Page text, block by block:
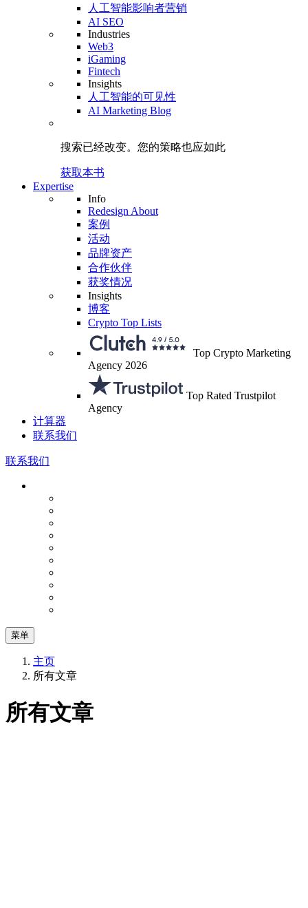
人工智能影响者营销
AI SEO
Industries
Web3
iGaming
Fintech
Insights
人工智能的可见性
AI Marketing Blog
搜索已经改变。 您的策略也应如此
获取本书
Expertise
Info
Redesign About
案例
活动
品牌资产
合作伙伴
获奖情况
Insights
博客
Crypto Top Lists
Top Crypto Marketing
Agency 2026
Top Rated Trustpilot
Agency
计算器
联系我们
联系我们
菜单
主页
所有文章
所有文章